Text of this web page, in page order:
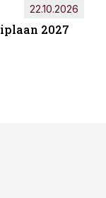
2027
22.10.2026